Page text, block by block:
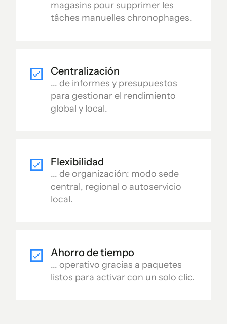
magasins pour supprimer les
tâches manuelles chronophages.
Centralización
... de informes y presupuestos
para gestionar el rendimiento
global y local.
Flexibilidad
... de organización: modo sede
central, regional o autoservicio
local.
Ahorro de tiempo
... operativo gracias a paquetes
listos para activar con un solo clic.